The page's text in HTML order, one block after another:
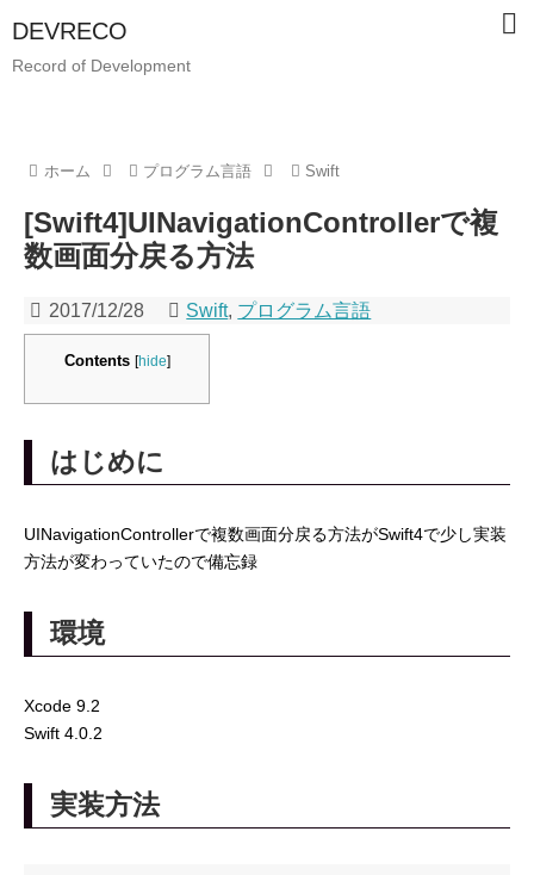
DEVRECO
Record of Development
ホーム プログラム言語 Swift
[Swift4]UINavigationControllerで複
数画面分戻る方法
2017/12/28 Swift, プログラム言語
Contents [hide]
はじめに
UINavigationControllerで複数画面分戻る方法がSwift4で少し実装
方法が変わっていたので備忘録
環境
Xcode 9.2
Swift 4.0.2
実装方法